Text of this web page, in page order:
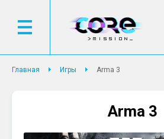
Главная Игры Arma 3
Arma 3